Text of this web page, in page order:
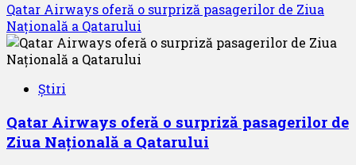
more
about
Alaska
Airlines
din
2021
Qatar Airways oferă o surpriză pasagerilor de Ziua
Națională a Qatarului
Știri
Qatar Airways oferă o surpriză pasagerilor de
Ziua Națională a Qatarului